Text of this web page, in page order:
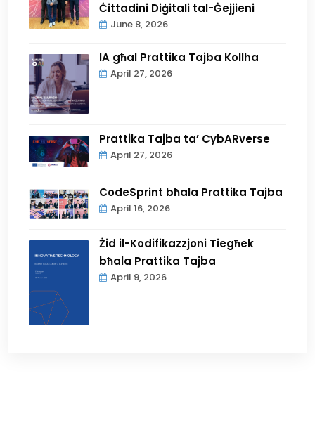
Ċittadini Diġitali tal-Ġejjieni
June 8, 2026
IA għal Prattika Tajba Kollha
April 27, 2026
Prattika Tajba ta’ CybARverse
April 27, 2026
CodeSprint bħala Prattika Tajba
April 16, 2026
Żid il-Kodifikazzjoni Tiegħek
bħala Prattika Tajba
April 9, 2026